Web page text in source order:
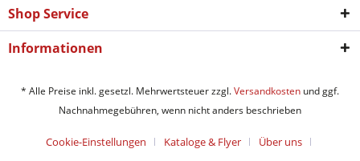
Shop Service
Informationen
* Alle Preise inkl. gesetzl. Mehrwertsteuer zzgl.Versandkosten und ggf.
Nachnahmegebühren, wenn nicht anders beschrieben
Cookie-Einstellungen Kataloge & Flyer
Über uns